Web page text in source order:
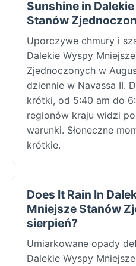
Sunshine in
Stanów
Uporczywe chmury i
Dalekie Wyspy
Zjednoczonych w
dziennie w Navassa II.
krótki, od 5:40 am do
regionów kraju widzi
warunki. Słoneczne
krótkie.
Does It Rain In
Mniejsze Stanów
sierpień?
Umiarkowane opady
Dalekie Wyspy